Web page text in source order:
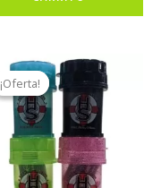
¡Oferta!
¡Oferta!